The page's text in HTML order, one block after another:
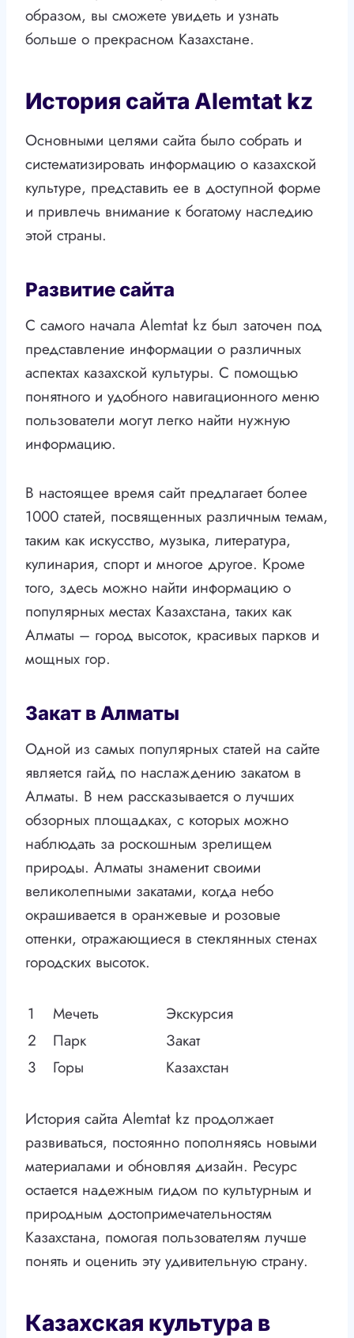
образом, вы сможете увидеть и узнать
больше о прекрасном Казахстане.
История сайта Alemtat kz
Основными целями сайта было собрать и
систематизировать информацию о казахской
культуре, представить ее в доступной форме
и привлечь внимание к богатому наследию
этой страны.
Развитие сайта
С самого начала Alemtat kz был заточен под
представление информации о различных
аспектах казахской культуры. С помощью
понятного и удобного навигационного меню
пользователи могут легко найти нужную
информацию.
В настоящее время сайт предлагает более
1000 статей, посвященных различным темам,
таким как искусство, музыка, литература,
кулинария, спорт и многое другое. Кроме
того, здесь можно найти информацию о
популярных местах Казахстана, таких как
Алматы – город высоток, красивых парков и
мощных гор.
Закат в Алматы
Одной из самых популярных статей на сайте
является гайд по наслаждению закатом в
Алматы. В нем рассказывается о лучших
обзорных площадках, с которых можно
наблюдать за роскошным зрелищем
природы. Алматы знаменит своими
великолепными закатами, когда небо
окрашивается в оранжевые и розовые
оттенки, отражающиеся в стеклянных стенах
городских высоток.
1 Мечеть
Экскурсия
2
Парк
Закат
3
Горы Казахстан
История сайта Alemtat kz продолжает
развиваться, постоянно пополняясь новыми
материалами и обновляя дизайн. Ресурс
остается надежным гидом по культурным и
природным достопримечательностям
Казахстана, помогая пользователям лучше
понять и оценить эту удивительную страну.
Казахская культура в